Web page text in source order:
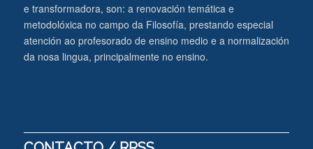
e transformadora, son: a renovación temática e
metodolóxica no campo da Filosofía, prestando especial
atención ao profesorado de ensino medio e a normalización
da nosa lingua, principalmente no ensino.